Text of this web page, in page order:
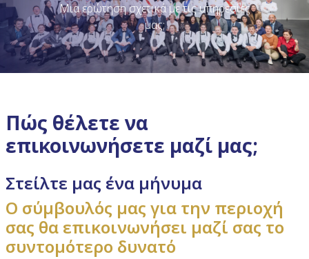
Μια ερώτηση σχετικά με τις υπηρεσίες
μας;
Πώς θέλετε να
επικοινωνήσετε μαζί μας;
Στείλτε μας ένα μήνυμα
O σύμβουλός μας για την περιοχή
σας θα επικοινωνήσει μαζί σας το
συντομότερο δυνατό